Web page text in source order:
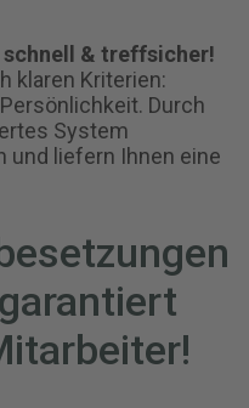
& treffsicher!
klaren Kriterien:
Durch
System
und liefern Ihnen eine